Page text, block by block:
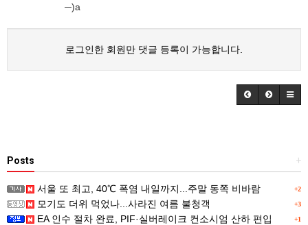
─)a
로그인한 회원만 댓글 등록이 가능합니다.
+
Posts
+2
서울 또 최고, 40℃ 폭염 내일까지...주말 동쪽 비바람
+3
모기도 더위 먹었나...사라진 여름 불청객
+1
EA 인수 절차 완료, PIF·실버레이크 컨소시엄 산하 편입